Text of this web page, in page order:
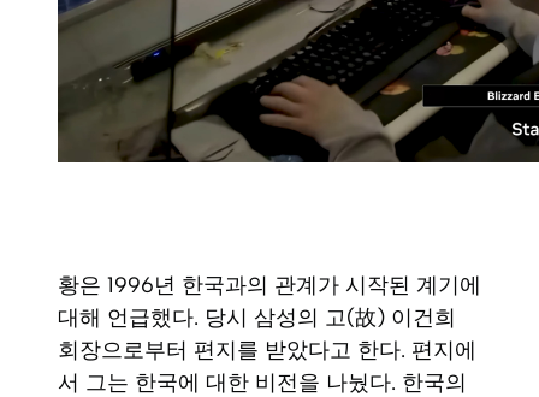
황은 1996년 한국과의 관계가 시작된 계기에
대해 언급했다. 당시 삼성의 고(故) 이건희
회장으로부터 편지를 받았다고 한다. 편지에
서 그는 한국에 대한 비전을 나눴다. 한국의